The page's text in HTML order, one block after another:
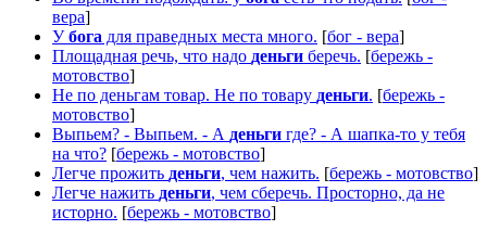
вера]
Убога для праведных места много. [бог - вера]
Площадная речь, что надо деньги беречь. [бережь -
мотовство]
Не по деньгам товар. Не по товару деньги. [бережь -
мотовство]
Выпьем? - Выпьем. - А деньги где? - А шапка-то у тебя
на что? [бережь - мотовство]
Легче прожить деньги, чем нажить. [бережь - мотовство]
Легче нажить деньги, чем сберечь. Просторно, да не
исторно. [бережь - мотовство]